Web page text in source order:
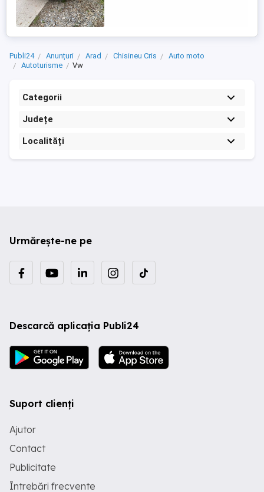
Publi24 Anunțuri Arad Chisineu Cris
Auto moto
Autoturisme
Vw
Categorii
Județe
Localități
Urmărește-ne pe
Descarcă aplicația Publi24
Suport clienți
Ajutor
Contact
Publicitate
Întrebări frecvente